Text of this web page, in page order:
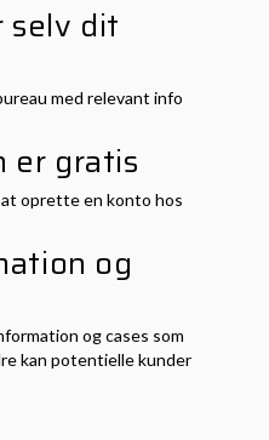
selv dit
med relevant info
er gratis
oprette en konto hos
og
og cases som
kan potentielle kunder